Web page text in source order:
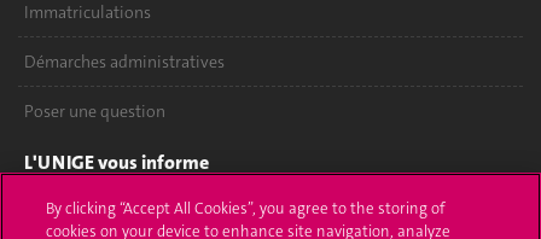
Immatriculations
Démarches administratives
Poser une question
L'UNIGE vous informe
UNIGE Mobile
By clicking “Accept All Cookies”, you agree to the storing of
cookies on your device to enhance site navigation, analyze